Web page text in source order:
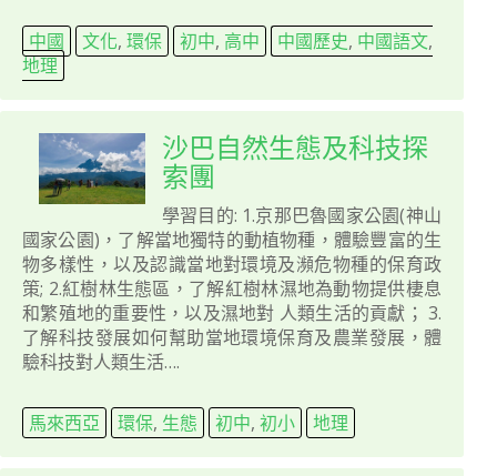
中國 文化, 環保 初中, 高中 中國歷史, 中國語文,
地理
沙巴自然生態及科技探
索團
學習目的: 1.京那巴魯國家公園(神山
國家公園)，了解當地獨特的動植物種，體驗豐富的生
物多樣性，以及認識當地對環境及瀕危物種的保育政
策; 2.紅樹林生態區，了解紅樹林濕地為動物提供棲息
和繁殖地的重要性，以及濕地對 人類生活的貢獻； 3.
了解科技發展如何幫助當地環境保育及農業發展，體
驗科技對人類生活….
馬來西亞 環保, 生態 初中, 初小 地理